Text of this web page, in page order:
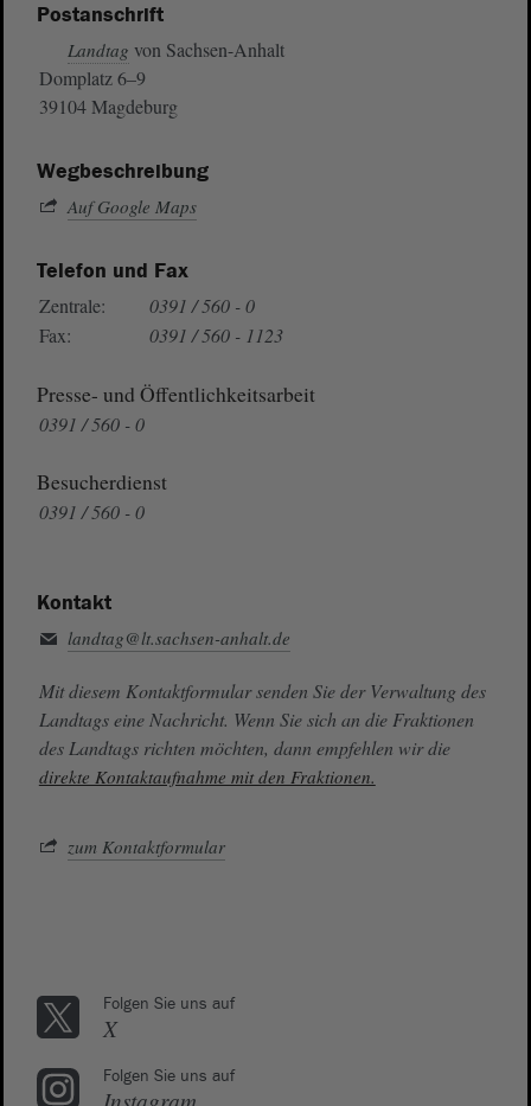
Postanschrift
Landtag von Sachsen-Anhalt
Domplatz 6–9
39104 Magdeburg
Wegbeschreibung
Auf Google Maps
Telefon und Fax
Zentrale:
0391 / 560 - 0
Fax:
0391 / 560 - 1123
Presse- und Öffentlichkeitsarbeit
0391 / 560 - 0
Besucherdienst
0391 / 560 - 0
Kontakt
landtag@lt.sachsen-anhalt.de
Mit diesem Kontaktformular senden Sie der Verwaltung des
Landtags eine Nachricht. Wenn Sie sich an die Fraktionen
des Landtags richten möchten, dann empfehlen wir die
direkte Kontaktaufnahme mit den Fraktionen.
zum Kontaktformular
Folgen Sie uns auf
X
Folgen Sie uns auf